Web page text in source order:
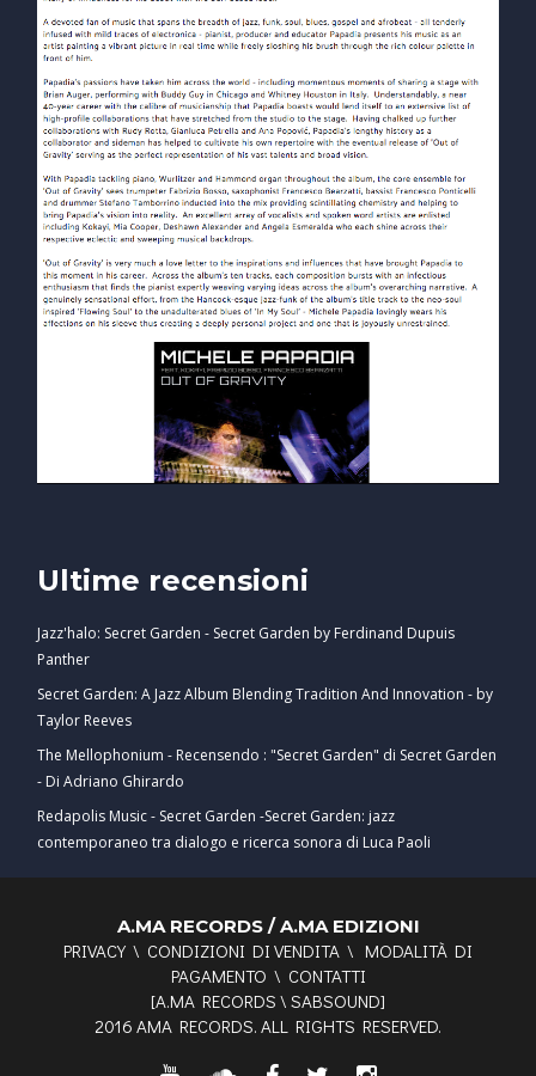
Ultime recensioni
Jazz'halo: Secret Garden - Secret Garden by Ferdinand Dupuis
Panther
Secret Garden: A Jazz Album Blending Tradition And Innovation - by
Taylor Reeves
The Mellophonium - Recensendo : "Secret Garden" di Secret Garden
- Di Adriano Ghirardo
Redapolis Music - Secret Garden -Secret Garden: jazz
contemporaneo tra dialogo e ricerca sonora di Luca Paoli
A.MA RECORDS / A.MA EDIZIONI
PRIVACY \ CONDIZIONI DI VENDITA \ MODALITÀ DI
PAGAMENTO \ CONTATTI
[A.MA RECORDS \ SABSOUND]
2016 AMA RECORDS. ALL RIGHTS RESERVED.